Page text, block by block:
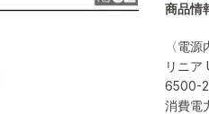
商品情
〈電源
リニア
6500-
消費電